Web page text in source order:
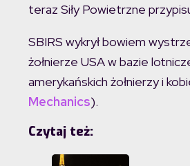
teraz Siły Powietrzne
SBIRS wykrył bowiem
żołnierze USA w bazie
amerykańskich żołnierzy i
Mechanics).
Czytaj też: